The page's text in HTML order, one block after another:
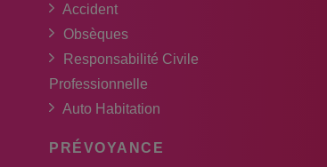
Accident
Obsèques
Responsabilité Civile
Professionnelle
Auto Habitation
PRÉVOYANCE